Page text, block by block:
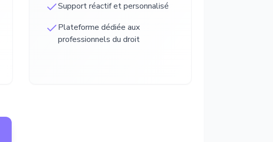
Support réactif et personnalisé
Plateforme dédiée aux
professionnels du droit